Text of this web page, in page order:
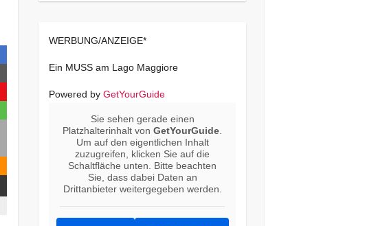
WERBUNG/ANZEIGE*
Ein MUSS am Lago Maggiore
Powered by GetYourGuide
Sie sehen gerade einen
Platzhalterinhalt vonGetYourGuide
Um auf den eigentlichen Inhalt
zuzugreifen, klicken Sie auf die
Schaltfläche unten. Bitte beachten
Sie, dass dabei Daten an
Drittanbieter weitergegeben werden.